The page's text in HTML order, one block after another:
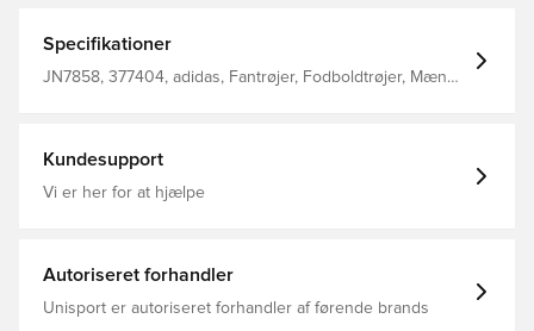
Specifikationer
JN7858, 377404, adidas, Fantrøjer, Fodboldtrøjer, Mænd,
Kundesupport
Vi er her for at hjælpe
Autoriseret forhandler
Unisport er autoriseret forhandler af førende brands